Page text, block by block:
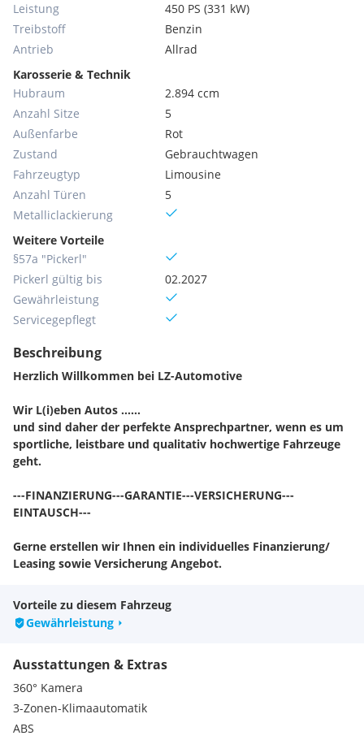
Leistung
450 PS (331 kW)
Treibstoff
Benzin
Antrieb
Allrad
Karosserie & Technik
Hubraum
2.894 ccm
Anzahl Sitze
5
Außenfarbe
Rot
Zustand
Gebrauchtwagen
Fahrzeugtyp
Limousine
Anzahl Türen
5
Metallic­lackierung
Weitere Vorteile
§57a "Pickerl"
Pickerl gültig bis
02.2027
Gewährleistung
Servicegepflegt
Beschreibung
Herzlich Willkommen bei LZ-Automotive
Wir L(i)eben Autos ……
und sind daher der perfekte Ansprechpartner, wenn es um
sportliche, leistbare und qualitativ hochwertige Fahrzeuge
geht.
---FINANZIERUNG---GARANTIE---VERSICHERUNG---
EINTAUSCH---
Gerne erstellen wir Ihnen ein individuelles Finanzierung/
Leasing sowie Versicherung Angebot.
Finanzierungs-Beispiel: Monatliche Rate 498€, Anzahlung
30.000€, Laufzeit 60 Monate, Restwert 31.300€
Problem.
Schicken Sie uns eine Anfrage mit den wichtigsten Keyfacts,
realer Preisvorstellung sowie Fotos per Mail oder Whats
App.
Vorteile zu diesem Fahrzeug
Gewährleistung
Ausstattungen & Extras
360° Kamera
3-Zonen-Klimaautomatik
ABS